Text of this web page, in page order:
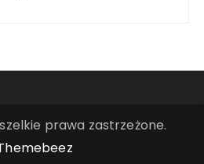
prawa zastrzeżone.